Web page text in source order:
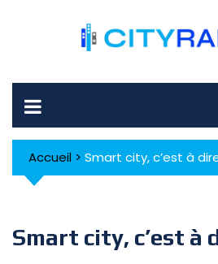
Accueil > Smart city, c’est à
Smart city, c’est à